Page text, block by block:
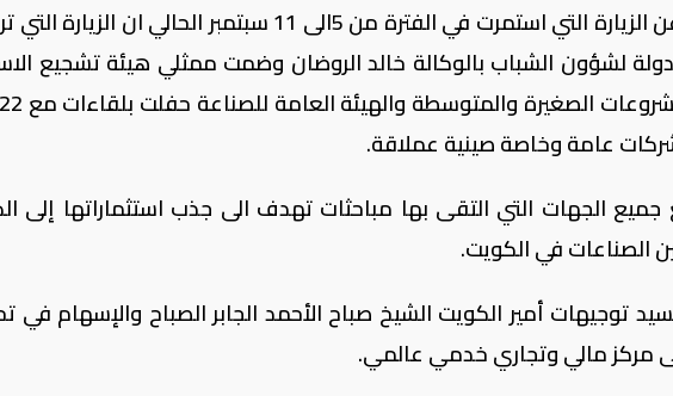
وقالت الوزارة في تقرير لها عن الزيارة التي استمرت في الفترة من 5الى 11 سبتمبر الحالي ان
لشؤون الشباب بالوكالة خالد الروضان وضمت ممثلي هيئة تشجيع
عامة وخاصة صينية عملاقة.
الجهات التي التقى بها مباحثات تهدف الى جذب استثماراتها إلى
الصناعات في الكويت.
توجيهات أمير الكويت الشيخ صباح الأحمد الجابر الصباح والإسهام في
مركز مالي وتجاري خدمي عالمي.